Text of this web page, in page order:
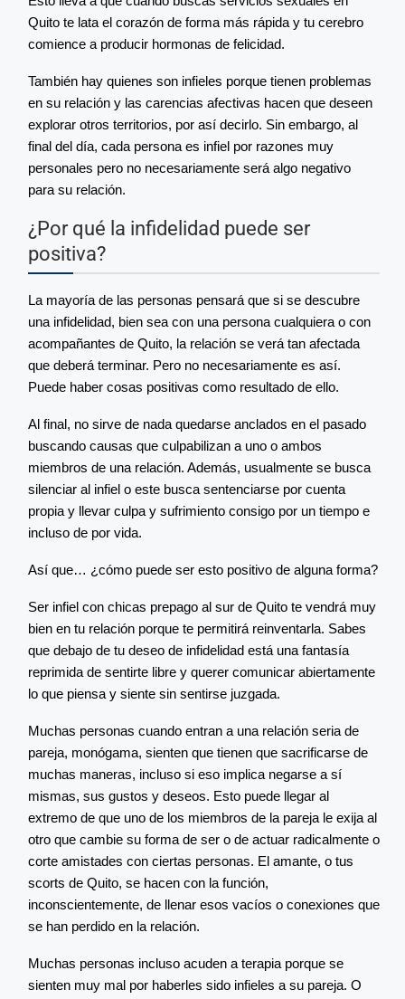
Quito te lata el corazón de forma más rápida y tu cerebro
comience a producir hormonas de felicidad.
También hay quienes son infieles porque tienen problemas
en su relación y las carencias afectivas hacen que deseen
explorar otros territorios, por así decirlo. Sin embargo, al
final del día, cada persona es infiel por razones muy
personales pero no necesariamente será algo negativo
para su relación.
¿Por qué la infidelidad puede ser
positiva?
La mayoría de las personas pensará que si se descubre
una infidelidad, bien sea con una persona cualquiera o con
acompañantes de Quito, la relación se verá tan afectada
que deberá terminar. Pero no necesariamente es así.
Puede haber cosas positivas como resultado de ello.
Al final, no sirve de nada quedarse anclados en el pasado
buscando causas que culpabilizan a uno o ambos
miembros de una relación. Además, usualmente se busca
silenciar al infiel o este busca sentenciarse por cuenta
propia y llevar culpa y sufrimiento consigo por un tiempo e
incluso de por vida.
Así que… ¿cómo puede ser esto positivo de alguna forma?
Ser infiel con chicas prepago al sur de Quito te vendrá muy
bien en tu relación porque te permitirá reinventarla. Sabes
que debajo de tu deseo de infidelidad está una fantasía
reprimida de sentirte libre y querer comunicar abiertamente
lo que piensa y siente sin sentirse juzgada.
Muchas personas cuando entran a una relación seria de
pareja, monógama, sienten que tienen que sacrificarse de
muchas maneras, incluso si eso implica negarse a sí
mismas, sus gustos y deseos. Esto puede llegar al
extremo de que uno de los miembros de la pareja le exija al
otro que cambie su forma de ser o de actuar radicalmente o
corte amistades con ciertas personas. El amante, o tus
scorts de Quito, se hacen con la función,
inconscientemente, de llenar esos vacíos o conexiones que
se han perdido en la relación.
Muchas personas incluso acuden a terapia porque se
sienten muy mal por haberles sido infieles a su pareja. O